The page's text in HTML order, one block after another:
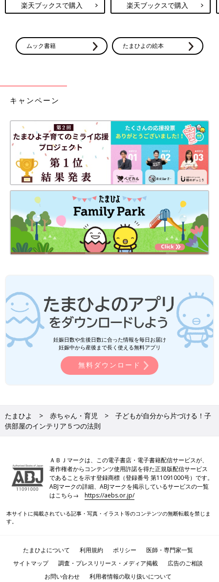
楽天ブックスで購入 楽天ブックスで購入
ムック書籍 たまひよの絵本
キャンペーン
妊娠日数や生後日数に合った情報を毎日お届け
妊娠中から産後まで長く使える無料アプリ
無料ダウンロード
たまひよ 赤ちゃん・育児
子どもが自分から片づける！子
供部屋のインテリア５つの法則
ＡＢＪマークは、この電子書店・電子書籍配信サービスが、
著作権者からコンテンツ使用許諾を得た正規版配信サービス
であることを示す登録商標（登録番号 第11091000号）です。
ABJマークの詳細、ABJマークを掲示しているサービスの一覧
はこちら→https://aebs.or.jp/
本サイトに掲載されている記事・写真・イラスト等のコンテンツの無断転載を禁じま
す。
たまひよについて 利用規約 ポリシー
医師・専門家一覧
サイトマップ
調査・プレスリリース・メディア掲載
広告のご相談
お問い合わせ
利用者情報の取り扱いについて